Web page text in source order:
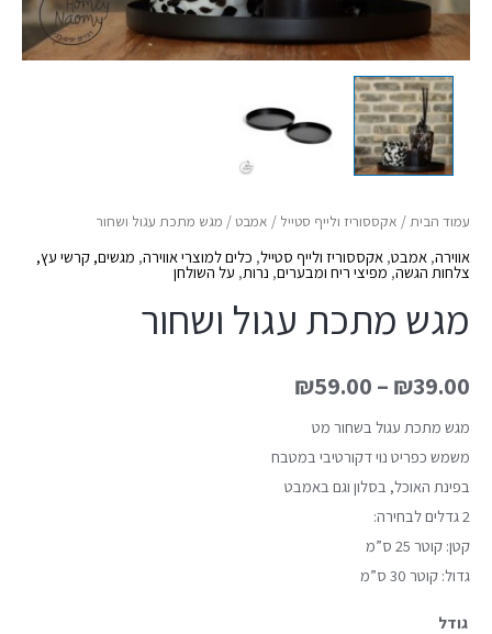
עמוד הבית/ אקססוריז ולייף סטייל / אמבט/ מגש מתכת עגול ושחור
אווירה, אמבט, אקססוריז ולייף סטייל, כלים למוצרי אווירה, מגשים, קרשי עץ,
צלחות הגשה,מפיצי ריח ומבערים, נרות, על השולחן
מגש מתכת עגול ושחור
₪39.00
–
₪59.00
מגש מתכת עגול בשחור מט
משמש כפריט נוי דקורטיבי במטבח
בפינת האוכל, בסלון וגם באמבט
2 גדלים לבחירה:
קטן: קוטר 25 ס”מ
גדול: קוטר 30 ס”מ
גודל